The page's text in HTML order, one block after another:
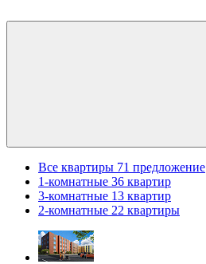
Все квартиры 71 предложение
1-комнатные 36 квартир
3-комнатные 13 квартир
2-комнатные 22 квартиры